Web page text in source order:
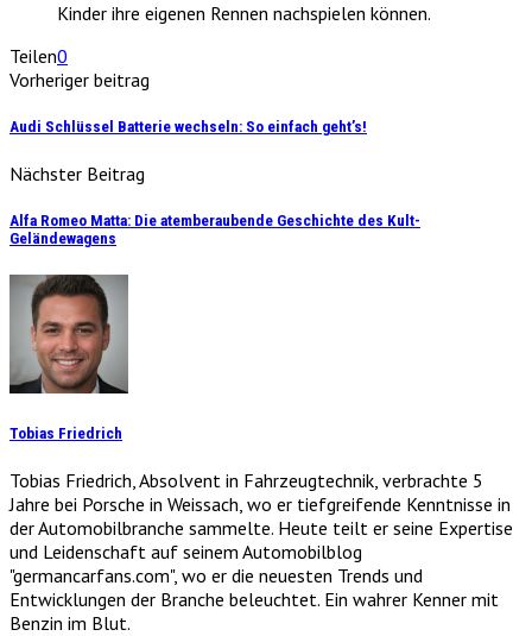
Kinder ihre eigenen Rennen nachspielen können.
Teilen0
Vorheriger beitrag
Audi Schlüssel Batterie wechseln: So einfach geht’s!
Nächster Beitrag
Alfa Romeo Matta: Die atemberaubende Geschichte des Kult-
Geländewagens
Tobias Friedrich
Tobias Friedrich, Absolvent in Fahrzeugtechnik, verbrachte 5
Jahre bei Porsche in Weissach, wo er tiefgreifende Kenntnisse in
der Automobilbranche sammelte. Heute teilt er seine Expertise
und Leidenschaft auf seinem Automobilblog
"germancarfans.com", wo er die neuesten Trends und
Entwicklungen der Branche beleuchtet. Ein wahrer Kenner mit
Benzin im Blut.